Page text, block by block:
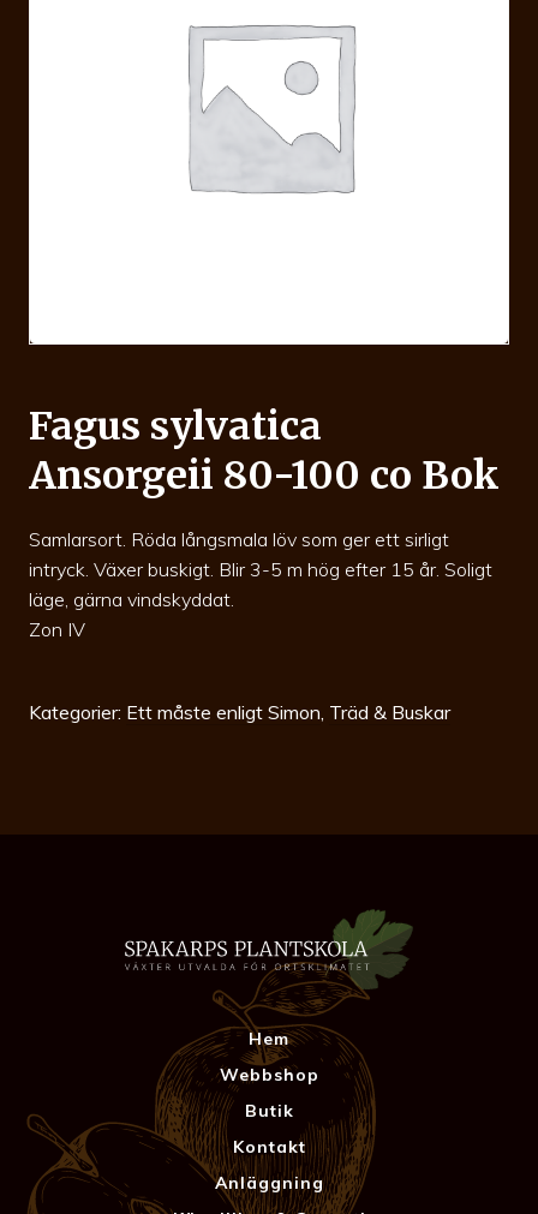
Fagus sylvatica
Ansorgeii 80-100 co Bok
Samlarsort. Röda långsmala löv som ger ett sirligt
intryck. Växer buskigt. Blir 3-5 m hög efter 15 år. Soligt
läge, gärna vindskyddat.
Zon IV
Kategorier: Ett måste enligt Simon, Träd & Buskar
Hem
Webbshop
Butik
Kontakt
Anläggning